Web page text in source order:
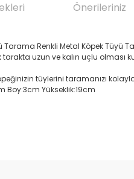
Önerileriniz
Tarama Renkli Metal Köpek
uzun ve kalın uçlu
tüylerini taramanızı
Boy:3cm Yükseklik:19cm